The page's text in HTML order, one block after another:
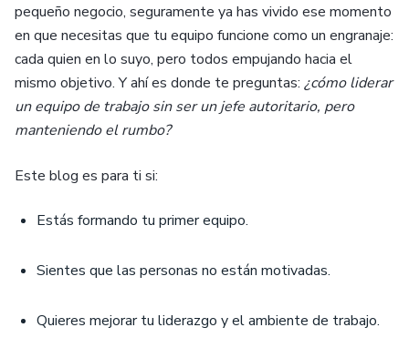
pequeño negocio, seguramente ya has vivido ese momento
en que necesitas que tu equipo funcione como un engranaje:
cada quien en lo suyo, pero todos empujando hacia el
mismo objetivo. Y ahí es donde te preguntas: ¿cómo liderar
un equipo de trabajo sin ser un jefe autoritario, pero
manteniendo el rumbo?
Este blog es para ti si:
Estás formando tu primer equipo.
Sientes que las personas no están motivadas.
Quieres mejorar tu liderazgo y el ambiente de trabajo.